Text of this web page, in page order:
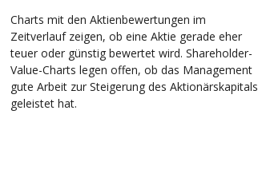
Charts mit den Aktienbewertungen im
Zeitverlauf zeigen, ob eine Aktie gerade eher
teuer oder günstig bewertet wird. Shareholder-
Value-Charts legen offen, ob das Management
gute Arbeit zur Steigerung des Aktionärskapitals
geleistet hat.